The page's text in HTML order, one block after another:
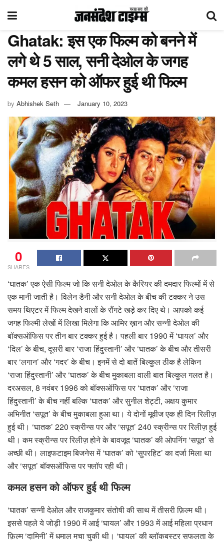
Ghatak: इस एक फिल्म को बनने में
लगे थे 5 साल, सनी देओल के जगह
कमल हसन को ऑफर हुई थी फिल्म
by Abhishek Seth January 10, 2023
0
SHARES
‘घातक’ एक ऐसी फिल्म जो कि सनी देओल के कैरियर की दमदार फिल्मों में से
एक मानी जाती है। विलेन डैनी और सनी देओल के बीच की टक्कर ने उस
समय थिएटर में फिल्म देखने वालों के रौंगटे खड़े कर दिए थे। आपको कई
जगह फिल्मी लेखों में लिखा मिलेगा कि आमिर ख़ान और सन्नी देओल की
बॉक्सऑफिस पर तीन बार टक्कर हुई है। पहली बार 1990 में ‘घायल’ और
‘दिल’ के बीच, दूसरी बार ‘राजा हिंदुस्तानी’ और ‘घातक’ के बीच और तीसरी
बार ‘लगान’ और ‘गदर’ के बीच। इनमें से दो बातें बिल्कुल ठीक है लेकिन
‘राजा हिंदुस्तानी’ और ‘घातक’ के बीच मुकाबला वाली बात बिल्कुल गलत है।
दरअसल, 8 नवंबर 1996 को बॉक्सऑफिस पर ‘घातक’ और ‘राजा
हिंदुस्तानी’ के बीच नहीं बल्कि ‘घातक’ और सुनील शेट्टी, अक्षय कुमार
अभिनीत ‘सपूत’ के बीच मुकाबला हुआ था। ये दोनों मूवीज एक ही दिन रिलीज़
हुई थी। ‘घातक’ 220 स्क्रीन्स पर और ‘सपूत’ 240 स्क्रीन्स पर रिलीज़ हुई
थी। कम स्क्रीन्स पर रिलीज़ होने के बावजूद ‘घातक’ की ओपनिंग ‘सपूत’ से
अच्छी थी। लाइफटाइम बिजनेस में ‘घातक’ को ‘सुपरहिट’ का दर्जा मिला था
और ‘सपूत’ बॉक्सऑफिस पर फ्लॉप रही थी।
कमल हसन को ऑफर हुई थी फिल्म
‘घातक’ सन्नी देओल और राजकुमार संतोषी की साथ में तीसरी फ़िल्म थी।
इससे पहले ये जोड़ी 1990 में आई ‘घायल’ और 1993 में आई महिला प्रधान
फ़िल्म ‘दामिनी’ में धमाल मचा चुकी थी। ‘घायल’ की ब्लॉकबस्टर सफलता के